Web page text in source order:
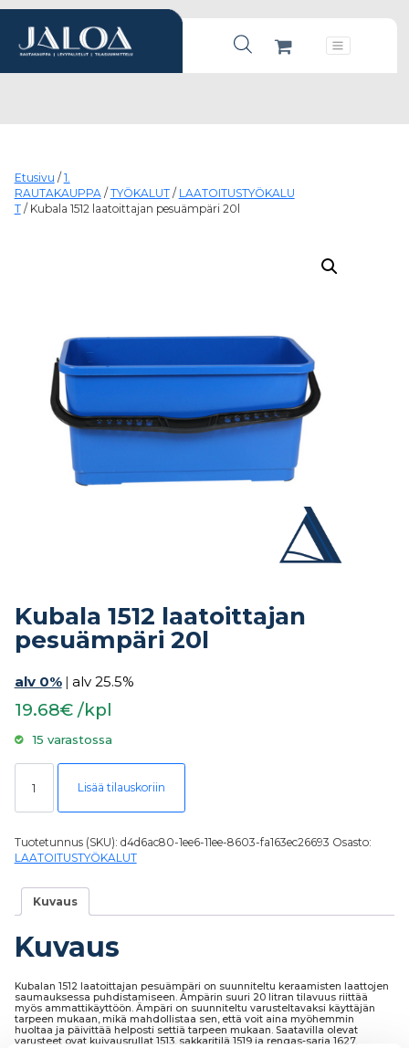
Products search
Päävalikko
Etusivu / 1.
RAUTAKAUPPA/ TYÖKALUT/ LAATOITUSTYÖKALU
T/ Kubala 1512 laatoittajan pesuämpäri 20l
Kubala 1512 laatoittajan
pesuämpäri 20l
alv 0% | alv 25.5%
19.68€ /kpl
15 varastossa
Kubala 1512 laatoittajan pesuämpäri 20l määrä
Lisää tilauskoriin
Tuotetunnus (SKU): d4d6ac80-1ee6-11ee-8603-fa163ec26693 Osasto:
LAATOITUSTYÖKALUT
Kuvaus
Kuvaus
Kubalan 1512 laatoittajan pesuämpäri on suunniteltu keraamisten laattojen
saumauksessa puhdistamiseen. Ämpärin suuri 20 litran tilavuus riittää
myös ammattikäyttöön. Ämpäri on suunniteltu varusteltavaksi käyttäjän
tarpeen mukaan, mikä mahdollistaa sen, että voit aina myöhemmin
huoltaa ja päivittää helposti settiä tarpeen mukaan. Saatavilla olevat
varusteet ovat kuivausrullat 1513, sakkaritilä 1519 ja rengas-sarja 1627.